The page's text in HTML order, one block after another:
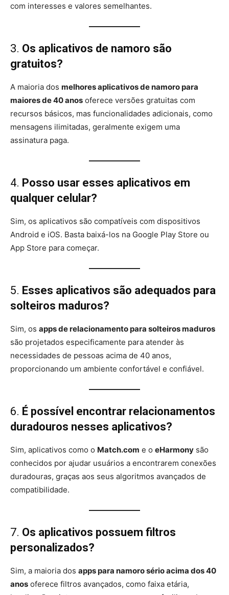
com interesses e valores semelhantes.
3. Os aplicativos de namoro são
gratuitos?
A maioria dos melhores aplicativos de namoro para
maiores de 40 anos oferece versões gratuitas com
recursos básicos, mas funcionalidades adicionais, como
mensagens ilimitadas, geralmente exigem uma
assinatura paga.
4. Posso usar esses aplicativos em
qualquer celular?
Sim, os aplicativos são compatíveis com dispositivos
Android e iOS. Basta baixá-los na Google Play Store ou
App Store para começar.
5. Esses aplicativos são adequados para
solteiros maduros?
Sim, os apps de relacionamento para solteiros maduros
são projetados especificamente para atender às
necessidades de pessoas acima de 40 anos,
proporcionando um ambiente confortável e confiável.
6. É possível encontrar relacionamentos
duradouros nesses aplicativos?
Sim, aplicativos como o Match.com e o eHarmony são
conhecidos por ajudar usuários a encontrarem conexões
duradouras, graças aos seus algoritmos avançados de
compatibilidade.
7. Os aplicativos possuem filtros
personalizados?
Sim, a maioria dos apps para namoro sério acima dos 40
anos oferece filtros avançados, como faixa etária,